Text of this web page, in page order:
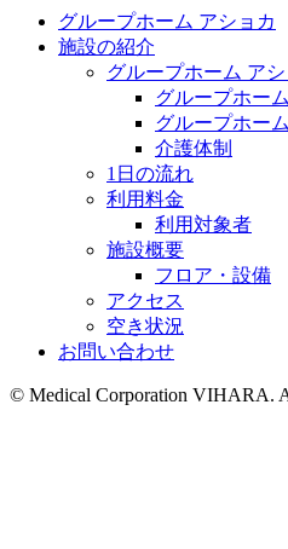
グループホーム アショカ
施設の紹介
グループホーム ア
グループホー
グループホー
介護体制
1日の流れ
利用料金
利用対象者
施設概要
フロア・設備
アクセス
空き状況
お問い合わせ
©︎ Medical Corporation VIHARA.